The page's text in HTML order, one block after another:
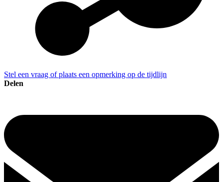
Stel een vraag of plaats een opmerking op de tijdlijn
Delen